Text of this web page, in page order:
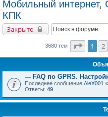
Мобильный интернет,
КПК
Закрыто
3680 тем 1 2
--- FAQ по GPRS.
Последнее сообщение AleX001 «
Ответы: 49